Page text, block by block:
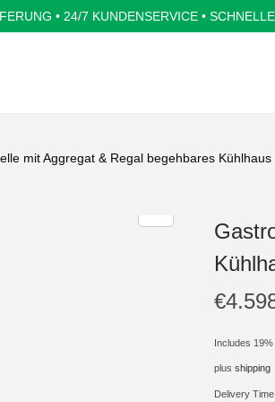
• 24/7 KUNDENSERVICE •
mit Aggregat & Regal begehbares
€
Includes 19%
plus shipping
Delivery